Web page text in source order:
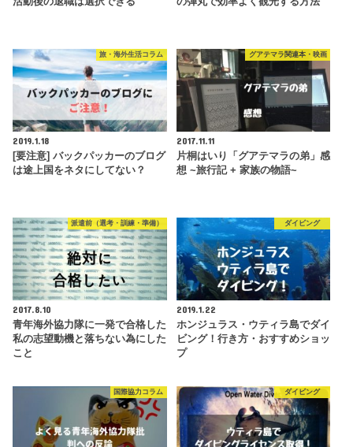
旅・海外生活コラム
2019.1.18
[要注意] バックパッカーのブログ
は途上国をネタにしてない？
グアテマラ関連本・映画
2017.11.11
片桐はいり「グアテマラの弟」感
想 ~旅行記 + 家族の物語~
派遣前（選考・訓練・準備）
2017.8.10
青年海外協力隊に一発で合格した
私の志望動機と落ちない為にした
こと
ダイビング
2019.1.22
ホンジュラス・ウティラ島でダイ
ビング！行き方・おすすめショッ
プ
国際協力コラム ダイビング